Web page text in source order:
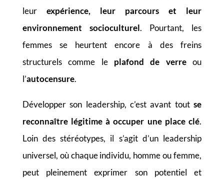
leur expérience, leur parcours et leur
environnement socioculturel. Pourtant, les
femmes se heurtent encore à des freins
structurels comme le plafond de verreou
l’autocensure.
Développer son leadership, c’est avant toutse
reconnaître légitime à occuper une place clé.
Loin des stéréotypes, il s’agit d’un leadership
universel, où chaque individu, homme ou femme,
peut pleinement exprimer son potentiel et